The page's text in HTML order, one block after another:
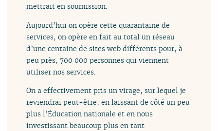
mettrait en soumission.
Aujourd’hui on opère cette quarantaine de
services, on opère en fait au total un réseau
d’une centaine de sites web différents pour, à
peu près, 700 000 personnes qui viennent
utiliser nos services.
On a effectivement pris un virage, sur lequel je
reviendrai peut-être, en laissant de côté un peu
plus l’Éducation nationale et en nous
investissant beaucoup plus en tant